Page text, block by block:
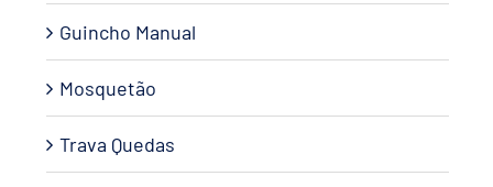
Guincho Manual
Mosquetão
Trava Quedas